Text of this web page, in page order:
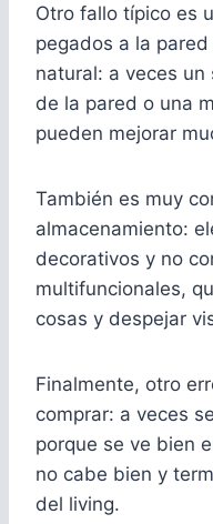
Otro fallo típico es
pegados a la
natural: a veces
de la pared o una
pueden mejorar
También es muy
almacenamiento:
decorativos y no
multifuncionales,
cosas y despejar
Finalmente, otro
comprar: a veces
porque se ve bien
no cabe bien y
del living.